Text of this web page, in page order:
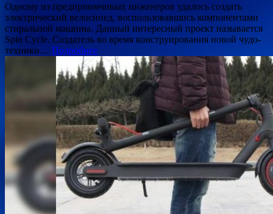
Одному из предприимчивых инженеров удалось создать
электрический велосипед, воспользовавшись компонентами
стиральной машины. Данный интересный проект называется
Spin Cycle. Создатель во время конструирования новой чудо-
техники… Подробнее